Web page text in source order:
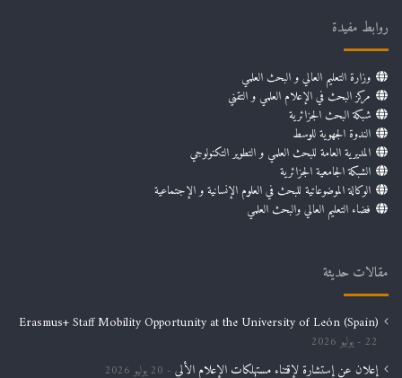
روابط مفيدة
وزارة التعليم العالي و البحث العلمي
مركز البحث في الإعلام العلمي و التقني
شبكة البحث الجزائرية
الندوة الجهوية للوسط
المديرية العامة للبحث العلمي و التطوير التكنولوجي
الشبكة الجامعية الجزائرية
الوكالة الموضوعاتية للبحث في العلوم الإنسانية و الإجتماعية
فضاء التعليم العالي والبحث العلمي
مقالات حديثة
Erasmus+ Staff Mobility Opportunity at the University of León (Spain)
22 يوليو 2026
إعلان عن إستشارة لإقتناء مستهلكات الإعلام الألي 20 يوليو 2026